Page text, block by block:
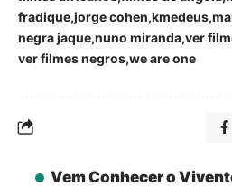
fradique jorge cohen kmedeus
negra jaque nuno miranda ver
ver filmes negros we are one
Vem Conhecer o